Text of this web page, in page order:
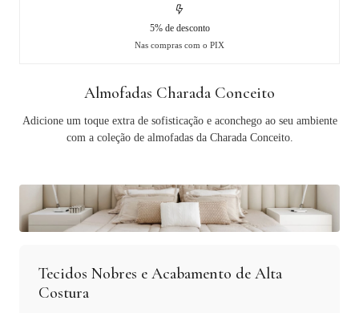
5% de desconto
Nas compras com o PIX
Almofadas Charada Conceito
Adicione um toque extra de sofisticação e aconchego ao seu ambiente
com a coleção de almofadas da Charada Conceito.
Tecidos Nobres e Acabamento de Alta
Costura